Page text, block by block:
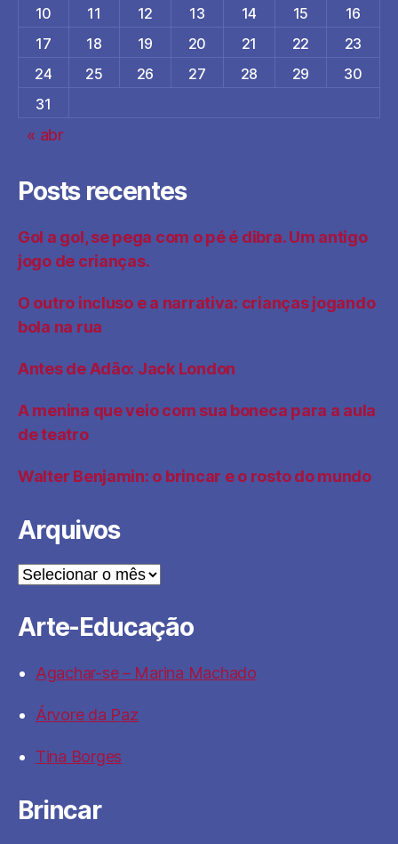
10 11 12 13 14 15
16
17
18 19 20 21 22
23
24
25 26 27 28 29
30
31
« abr
Posts recentes
Gol a gol, se pega com o pé é dibra. Um antigo
jogo de crianças.
O outro incluso e a narrativa: crianças jogando
bola na rua
Antes de Adão: Jack London
A menina que veio com sua boneca para a aula
de teatro
Walter Benjamin: o brincar e o rosto do mundo
Arquivos
Arquivos
Arte-Educação
Agachar-se – Marina Machado
Árvore da Paz
Tina Borges
Brincar